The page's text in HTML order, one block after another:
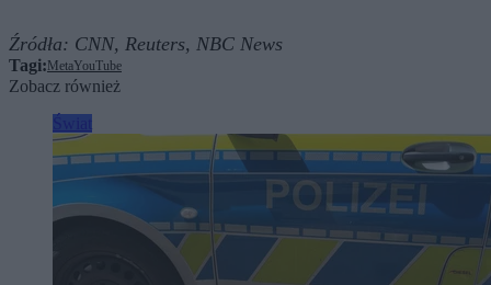
Źródła: CNN, Reuters, NBC News
Tagi:MetaYouTube
Zobacz również